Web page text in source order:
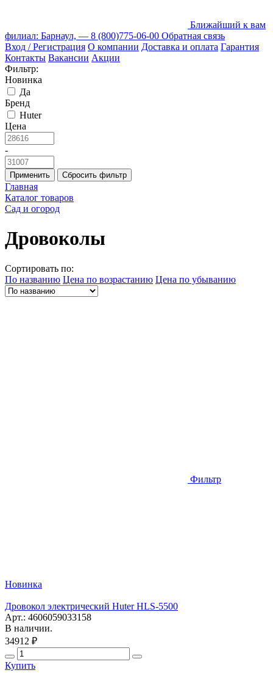
Ближайший к вам
филиал: Барнаул, — 8 (800)775-06-00 Обратная связь
Вход / Регистрация О компании Доставка и оплата Гарантия
Контакты Вакансии Акции
Фильтр:
Новинка
Да
Бренд
Huter
Цена
-
Применить Сбросить фильтр
Главная
Каталог товаров
Сад и огород
Дровоколы
Сортировать по:
По названию Цена по возрастанию Цена по убыванию
Фильтр
Новинка
Дровокол электрический Huter HLS-5500
Арт.: 4606059033158
В наличии.
34912 ₽
Купить